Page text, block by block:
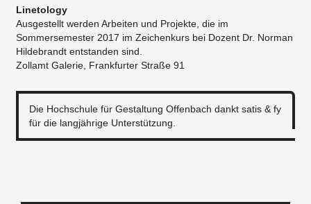
Linetology
Ausgestellt werden Arbeiten und Projekte, die im
Sommersemester 2017 im Zeichenkurs bei Dozent Dr. Norman
Hildebrandt entstanden sind.
Zollamt Galerie, Frankfurter Straße 91
Die Hochschule für Gestaltung Offenbach dankt satis & fy
für die langjährige Unterstützung.